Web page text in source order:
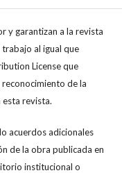
y garantizan a la revista
al igual que
License que
de la
revista.
acuerdos adicionales
de la obra publicada en
institucional o